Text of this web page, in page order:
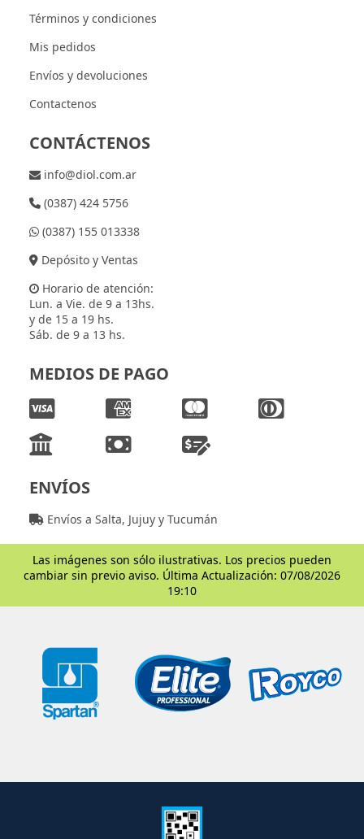
Términos y condiciones
Mis pedidos
Envíos y devoluciones
Contactenos
CONTÁCTENOS
info@diol.com.ar
(0387) 424 5756
(0387) 155 013338
Depósito y Ventas
Horario de atención:
Lun. a Vie. de 9 a 13hs.
y de 15 a 19 hs.
Sáb. de 9 a 13 hs.
MEDIOS DE PAGO
ENVÍOS
Envíos a Salta, Jujuy y Tucumán
Las imágenes son sólo ilustrativas. Los precios pueden
cambiar sin previo aviso. Última Actualización: 07/08/2026
19:10